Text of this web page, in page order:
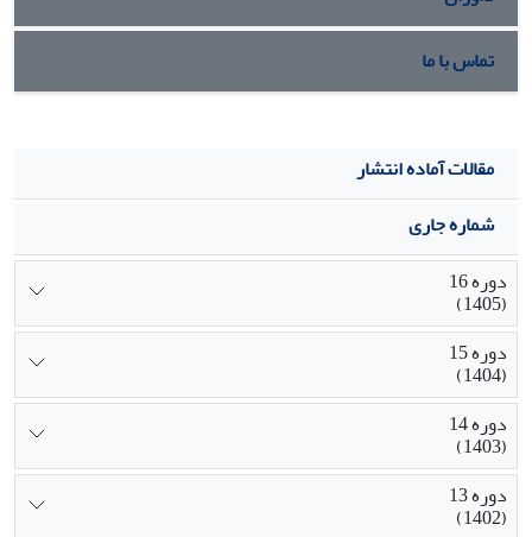
تماس با ما
مقالات آماده انتشار
شماره جاری
دوره 16
(1405)
دوره 15
(1404)
دوره 14
(1403)
دوره 13
(1402)